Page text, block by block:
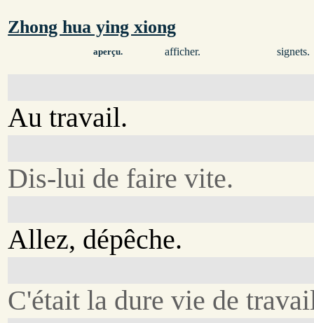
Zhong hua ying xiong
aperçu. afficher. signets.
Au travail.
Dis-lui de faire vite.
Allez, dépêche.
C'était la dure vie de